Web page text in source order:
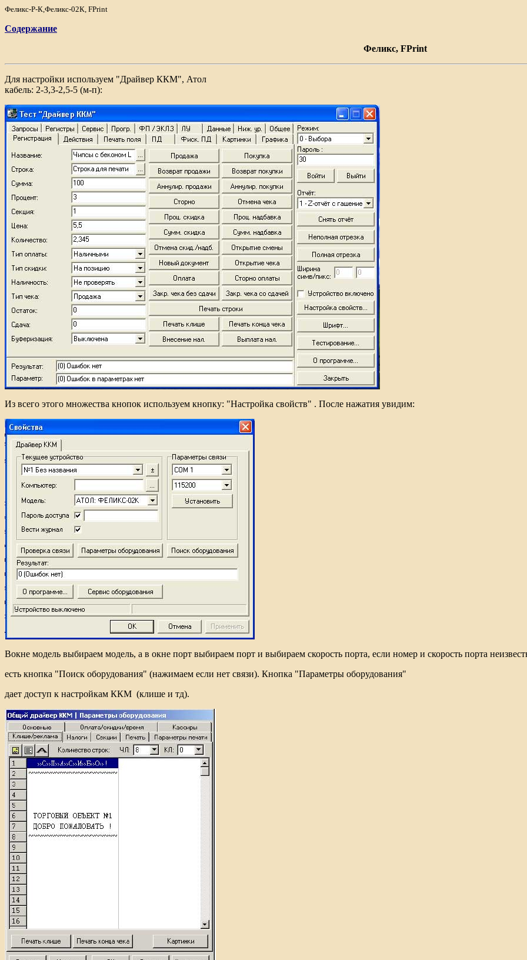
Феликс-Р-К,Феликс-02К, FPrint
Содержание
Феликс, FPrint
Для настройки используем "Драйвер ККМ", Атол
кабель: 2-3,3-2,5-5 (м-п):
Из всего этого множества кнопок используем кнопку: "Настройка свойств" . После нажатия увидим:
Вокне модель выбираем модель, а в окне порт выбираем порт и выбираем скорость порта, если номер и скорость порта
есть кнопка "Поиск оборудования" (нажимаем если нет связи). Кнопка "Параметры оборудования"
дает доступ к настройкам ККМ (клише и тд).